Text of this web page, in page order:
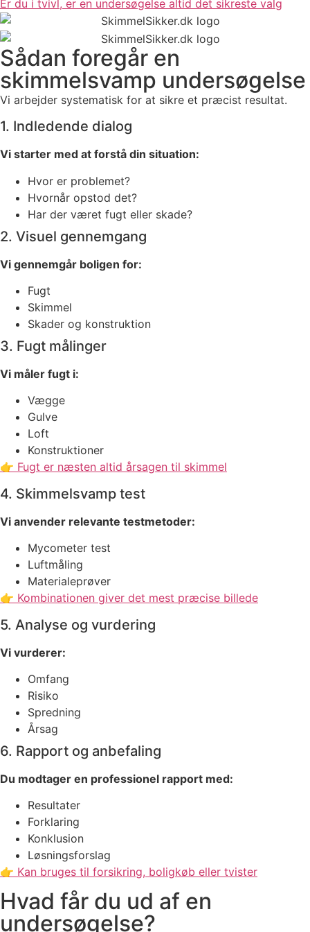
Er du i tvivl, er en undersøgelse altid det sikreste valg
Sådan foregår en
skimmelsvamp undersøgelse
Vi arbejder systematisk for at sikre et præcist resultat.
1. Indledende dialog
Vi starter med at forstå din situation:
Hvor er problemet?
Hvornår opstod det?
Har der været fugt eller skade?
2. Visuel gennemgang
Vi gennemgår boligen for:
Fugt
Skimmel
Skader og konstruktion
3. Fugt målinger
Vi måler fugt i:
Vægge
Gulve
Loft
Konstruktioner
👉 Fugt er næsten altid årsagen til skimmel
4. Skimmelsvamp test
Vi anvender relevante testmetoder:
Mycometer test
Luftmåling
Materialeprøver
👉 Kombinationen giver det mest præcise billede
5. Analyse og vurdering
Vi vurderer:
Omfang
Risiko
Spredning
Årsag
6. Rapport og anbefaling
Du modtager en professionel rapport med:
Resultater
Forklaring
Konklusion
Løsningsforslag
👉 Kan bruges til forsikring, boligkøb eller tvister
Hvad får du ud af en
undersøgelse?